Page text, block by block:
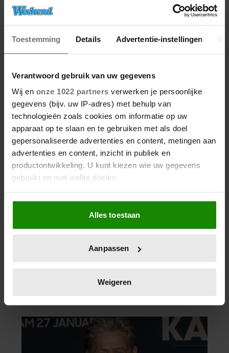
Toestemming Details Advertentie-instellingen
Verantwoord gebruik van uw gegevens
Wij en onze 1022 partners verwerken je persoonlijke
gegevens (bijv. uw IP-adres) met behulp van
technologieën zoals cookies om informatie op uw
apparaat op te slaan en te gebruiken met als doel
gepersonaliseerde advertenties en content, metingen aan
advertenties en content, inzicht in publiek en
productontwikkeling. U kunt kiezen wie uw gegevens
gebruikt en met welke doelen.
Als u het toestaat, willen we ook graag:
Informatie verzamelen over uw geografische
locatie, die tot een paar meter nauwkeurig kan zijn
scannen op specifieke eigenschappen (fingerprinting)
verwerkt en stel uw voorkeuren in het
intrekken in de Cookieverklaring.
We gebruiken cookies om content en advertenties te
personaliseren, om functies voor social media te bieden
Alles toestaan
Aanpassen
Weigeren